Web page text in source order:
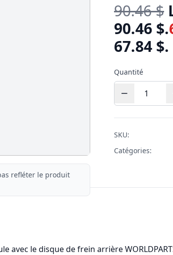
refléter le produit
90.46$
90.46 $.
67.84 $.
Quantité
SKU:
Catégories:
le disque de frein arrière